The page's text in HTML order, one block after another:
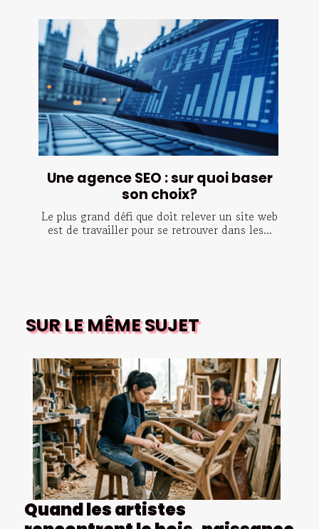
Une agence SEO : sur quoi baser
son choix?
Le plus grand défi que doit relever un site web
est de travailler pour se retrouver dans les...
SUR LE MÊME SUJET
Quand les artistes